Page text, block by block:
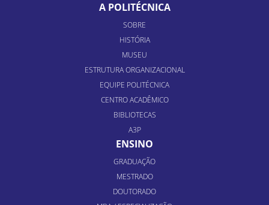
A POLITÉCNICA
SOBRE
HISTÓRIA
MUSEU
ESTRUTURA ORGANIZACIONAL
EQUIPE POLITÉCNICA
CENTRO ACADÊMICO
BIBLIOTECAS
A3P
ENSINO
GRADUAÇÃO
MESTRADO
DOUTORADO